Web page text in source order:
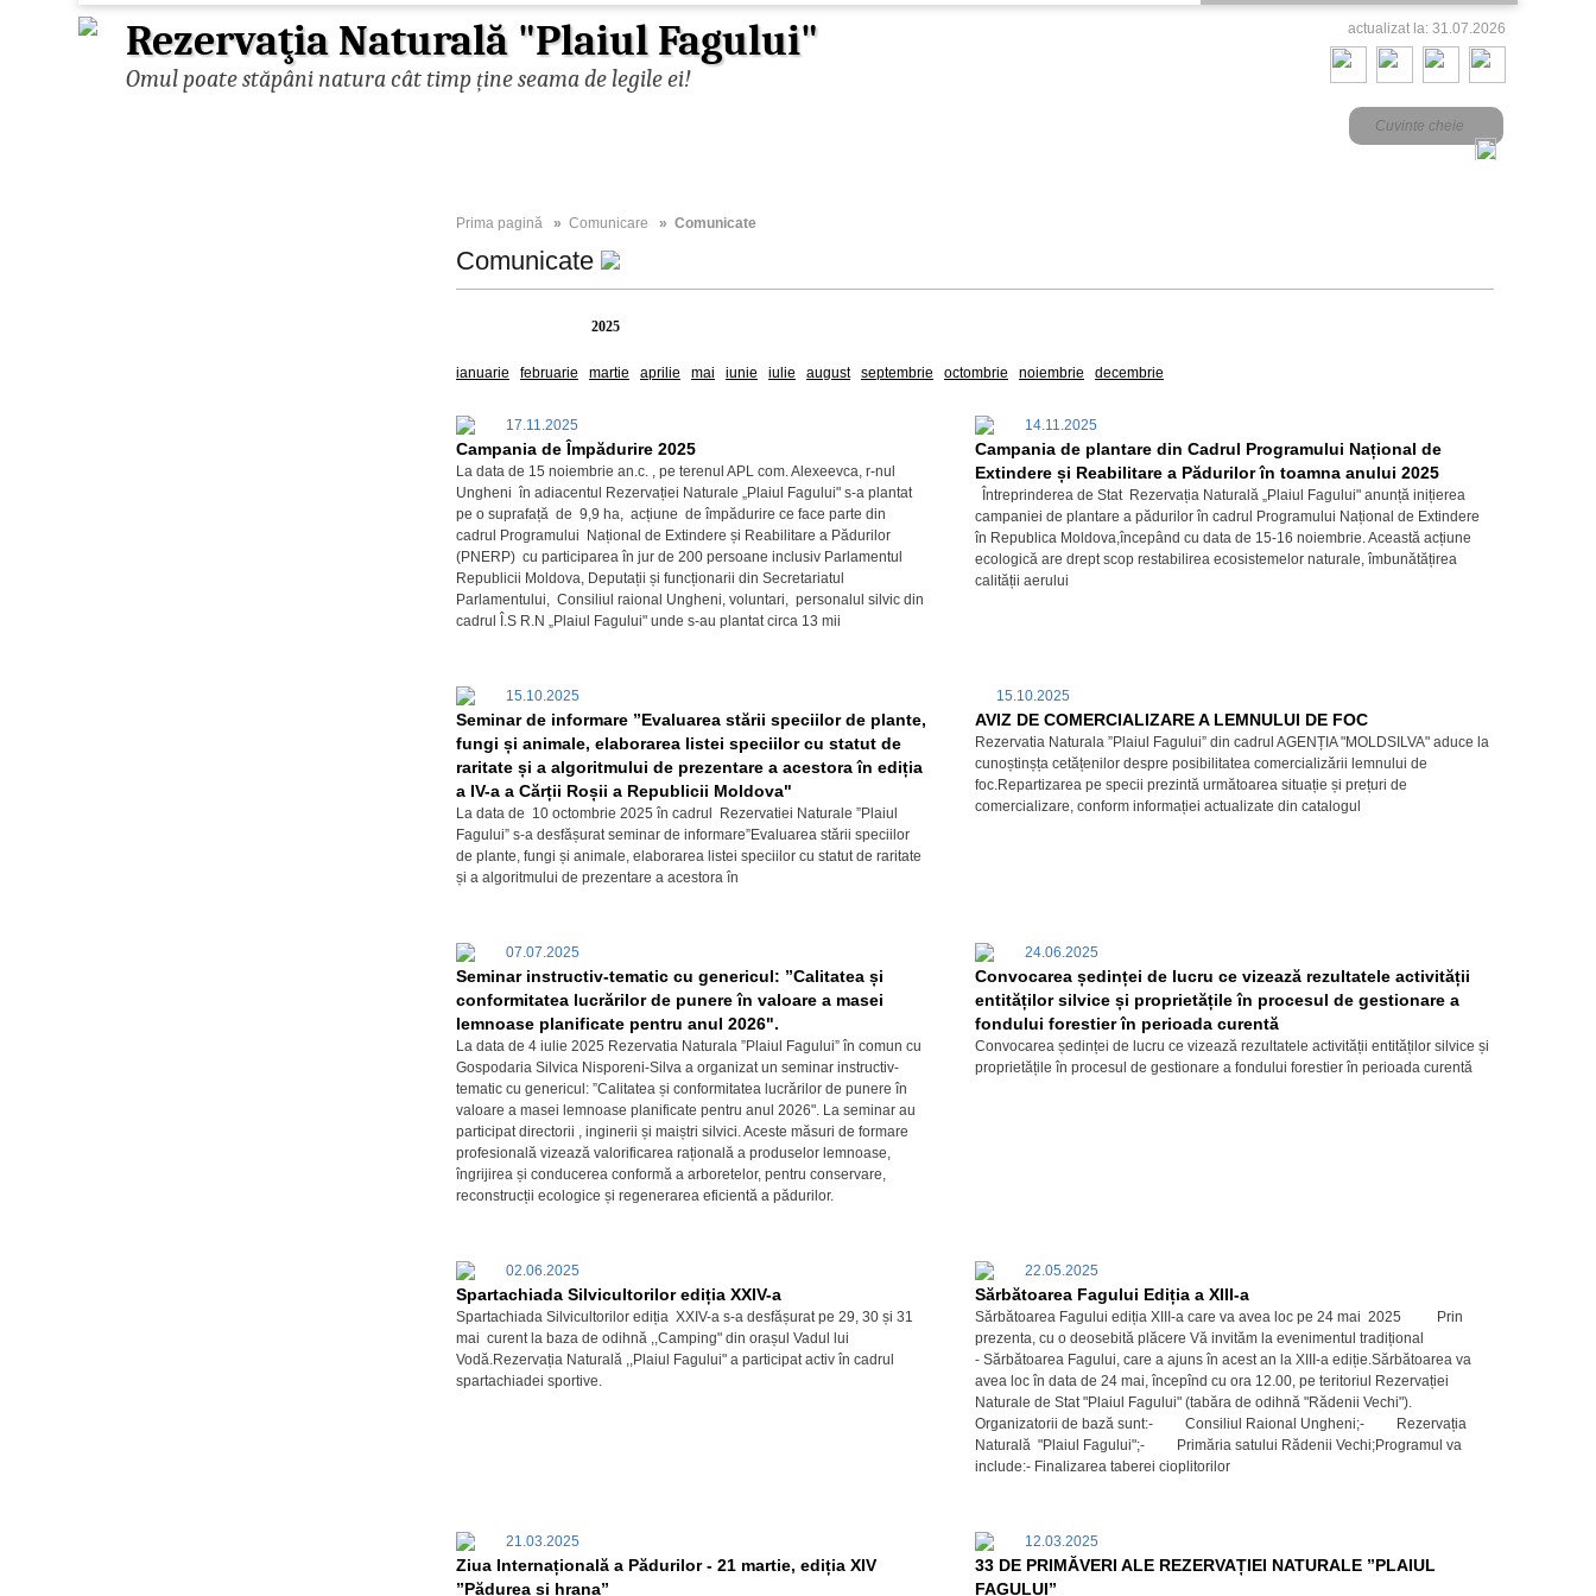
Rezervaţia Naturală "Plaiul Fagului"
Omul poate stăpâni natura cât timp ține seama de legile ei!
actualizat la: 31.07.2026
Prima pagină » Comunicare » Comunicate
Comunicate
2025
ianuarie februarie martie aprilie mai iunie iulie august septembrie octombrie noiembrie decembrie
17.11.2025
Campania de Împădurire 2025
La data de 15 noiembrie an.c. , pe terenul APL com. Alexeevca, r-nul
Ungheni în adiacentul Rezervației Naturale „Plaiul Fagului" s-a plantat
pe o suprafață de 9,9 ha, acțiune de împădurire ce face parte din
cadrul Programului Național de Extindere și Reabilitare a Pădurilor
(PNERP) cu participarea în jur de 200 persoane inclusiv Parlamentul
Republicii Moldova, Deputații și funcționarii din Secretariatul
Parlamentului, Consiliul raional Ungheni, voluntari, personalul silvic din
cadrul Î.S R.N „Plaiul Fagului" unde s-au plantat circa 13 mii
14.11.2025
Campania de plantare din Cadrul Programului Național de
Extindere și Reabilitare a Pădurilor în toamna anului 2025
Întreprinderea de Stat Rezervația Naturală „Plaiul Fagului" anunță inițierea
campaniei de plantare a pădurilor în cadrul Programului Național de Extindere
în Republica Moldova,începând cu data de 15-16 noiembrie. Această acțiune
ecologică are drept scop restabilirea ecosistemelor naturale, îmbunătățirea
calității aerului
15.10.2025
Seminar de informare ”Evaluarea stării speciilor de plante,
fungi și animale, elaborarea listei speciilor cu statut de
raritate și a algoritmului de prezentare a acestora în ediția
a IV-a a Cărții Roșii a Republicii Moldova"
La data de 10 octombrie 2025 în cadrul Rezervatiei Naturale ”Plaiul
Fagului” s-a desfășurat seminar de informare”Evaluarea stării speciilor
de plante, fungi și animale, elaborarea listei speciilor cu statut de raritate
și a algoritmului de prezentare a acestora în
15.10.2025
AVIZ DE COMERCIALIZARE A LEMNULUI DE FOC
Rezervatia Naturala ”Plaiul Fagului” din cadrul AGENȚIA "MOLDSILVA" aduce la
cunoștinșța cetățenilor despre posibilitatea comercializării lemnului de
foc.Repartizarea pe specii prezintă următoarea situație și prețuri de
comercializare, conform informației actualizate din catalogul
07.07.2025
Seminar instructiv-tematic cu genericul: ”Calitatea și
conformitatea lucrărilor de punere în valoare a masei
lemnoase planificate pentru anul 2026".
La data de 4 iulie 2025 Rezervatia Naturala ”Plaiul Fagului” în comun cu
Gospodaria Silvica Nisporeni-Silva a organizat un seminar instructiv-
tematic cu genericul: ”Calitatea și conformitatea lucrărilor de punere în
valoare a masei lemnoase planificate pentru anul 2026". La seminar au
participat directorii , inginerii și maiștri silvici. Aceste măsuri de formare
profesională vizează valorificarea rațională a produselor lemnoase,
îngrijirea și conducerea conformă a arboretelor, pentru conservare,
reconstrucții ecologice și regenerarea eficientă a pădurilor.
24.06.2025
Convocarea ședinței de lucru ce vizează rezultatele activității
entităților silvice și proprietățile în procesul de gestionare a
fondului forestier în perioada curentă
Convocarea ședinței de lucru ce vizează rezultatele activității entităților silvice și
proprietățile în procesul de gestionare a fondului forestier în perioada curentă
02.06.2025
Spartachiada Silvicultorilor ediția XXIV-a
Spartachiada Silvicultorilor ediția XXIV-a s-a desfășurat pe 29, 30 și 31
mai curent la baza de odihnă ,,Camping" din orașul Vadul lui
Vodă.Rezervația Naturală ,,Plaiul Fagului" a participat activ în cadrul
spartachiadei sportive.
22.05.2025
Sărbătoarea Fagului Ediția a XIII-a
Sărbătoarea Fagului ediția XIII-a care va avea loc pe 24 mai 2025 Prin
prezenta, cu o deosebită plăcere Vă invităm la evenimentul tradițional
- Sărbătoarea Fagului, care a ajuns în acest an la XIII-a ediție.Sărbătoarea va
avea loc în data de 24 mai, începînd cu ora 12.00, pe teritoriul Rezervației
Naturale de Stat "Plaiul Fagului" (tabăra de odihnă "Rădenii Vechi").
Organizatorii de bază sunt:- Consiliul Raional Ungheni;- Rezervația
Naturală "Plaiul Fagului";- Primăria satului Rădenii Vechi;Programul va
include:- Finalizarea taberei cioplitorilor
21.03.2025
Ziua Internațională a Pădurilor - 21 martie, ediția XIV
”Pădurea și hrana”
12.03.2025
33 DE PRIMĂVERI ALE REZERVAȚIEI NATURALE ”PLAIUL
FAGULUI”